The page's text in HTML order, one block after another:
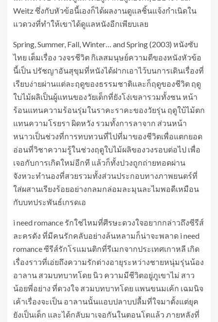
Weitz ซึ่งกับหัวข้อนี้เองก็ได้ผลงานดูแลชิ้นแจ้งกำเนิดใน
แวดวงที่ทำให้เขาได้ดูแลหนังอีกเพียบเลย
Spring, Summer, Fall, Winter… and Spring (2003) หนังซับ
ไทย เต็มเรื่อง วงจรชีวิต กิเลสมนุษย์ความดีของหนังหัวข้อ
นี้เป็น ปรัชญาอันสุขุมที่หนังได้ฝากเอาไว้บนการเดินเรื่องที่
เรียบง่ายผ่านแต่ละฤดูของธรรมชาติและก็ฤดูของชีวิต ฤดู
ใบไม้ผลิเป็นผู้แทนของวัยเด็กที่ยังโง่เขลารวมทั้งซน หน้า
ร้อนแทนความร้อนรุ่มในราคะราคะของวัยรุ่น ฤดูใบ้ไม้ตก
แทนความโรยรา ผิดหวัง รวมทั้งการลาจาก ส่วนหน้า
หนาวเป็นช่วงที่การทบทวนที่ไปที่มาของชีวิตเพื่อแตกยอด
อ่อนที่วิชาความรู้ในช่วงฤดูใบไม้ผลิของวงรอบต่อไป เพื่อ
เจอกับการเกิดใหม่อีกที แล้วก็ทั้งปวงถูกถ่ายทอดผ่าน
จังหวะทำนองที่สวยรวมทั้งส่วนประกอบทางภาพยนตร์ที่
ใส่ผสานเรียงร้อยอย่างกลมกล่อมละมุนละไมพอดีเหมือน
กับบทประพันธ์เกรดเอ
i need romance รักใช่ไหมที่ศีรษะดวงใจอยากกล่าวถึงซีรีส์
ละครดัง ที่มีคนรักคลับอย่างล้นหลามก็น่าจะพลาด i need
romance ซีรีส์รักโรแมนติกที่รีเมกจากประเทศเกาหลี เกิด
เรื่องราวที่เอ่ยถึงความรักต่างอายุระหว่างชายหนุ่มรุ่นน้อง
อาลาน สวมบทบาทโดย นิว ความมีชีวิตอยู่ภูเขาไม่ สาว
น้อยพี่อย่าง ที่ดวงใจ สวมบทบาทโดย แพนขนมเค้ก เฉมนิจ
เค้าเรื่องจะเป็น อาลานนั้นแอบปลาบปลื้มที่ใจมาตั้งแต่ยุค
ยังเป็นเด็ก และได้กลับมาเจอกันในตอนโตแล้ว ภายหลังที่